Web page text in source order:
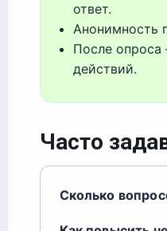
ответ.
Анонимность
После опроса
действий.
Часто
Сколько